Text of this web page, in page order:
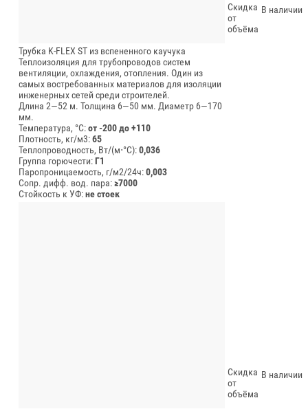
Трубка K-FLEX ST из вспененного каучука
Теплоизоляция для трубопроводов систем
вентиляции, охлаждения, отопления. Один из
самых востребованных материалов для изоляции
инженерных сетей среди строителей.
Длина 2—52 м. Толщина 6—50 мм. Диаметр 6—170
мм.
Температура, °C:от -200 до +110
Плотность, кг/м3:65
Теплопроводность, Вт/(м⋅°С):0,036
Группа горючести:Г1
Паропроницаемость, г/м2/24ч:0,003
Сопр. дифф. вод. пара:≥7000
Стойкость к УФ:не стоек
Скидка
от
объёма
В наличии
Скидка
от
объёма
В наличии